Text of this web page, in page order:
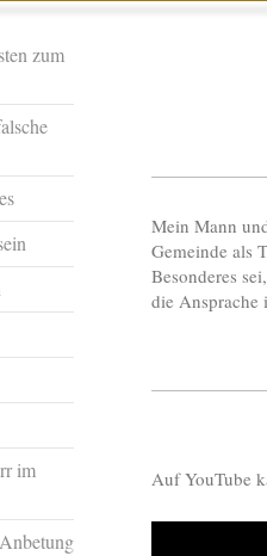
Mein Mann
Gemeinde als
Besonderes
die Ansprache
Auf YouTube
zum
im